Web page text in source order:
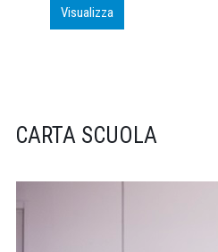
Visualizza
CARTA SCUOLA